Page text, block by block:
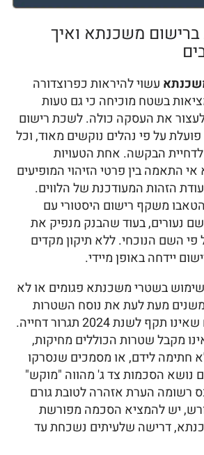
ברישום משכנתא ואיך
עשוי להיראות כפרוצדורה
בשטח מוכיחה כי גם טעות
את העסקה כולה. לשכת רישום
על פי נהלים נוקשים מאוד, וכל
הבקשה. אחת הטעויות
התאמה בין פרטי הזיהוי המופיעים
הזהות המעודכנת של הלווים.
משקף רישום היסטורי עם
נעורים, בעוד שהבנק מנפיק את
השם הנוכחי. ללא תיקון מקדים
יידחה באופן מיידי.
בשטרי משכנתא פגומים או לא
משנים מעת לעת את נוסח השטרות
שלהם, והגשת נוסח שאינו תקף לשנת 2024 תגרור דחייה.
מקבל שטרות הכוללים מחיקות,
חתימה לידם, או מסמכים שנסרקו
נושא הסכמות צד ג' מהווה "מוקש"
רשומה הערת אזהרה לטובת גורם
יש להמציא הסכמה מפורשת
דרישה שלעיתים נשכחת עד